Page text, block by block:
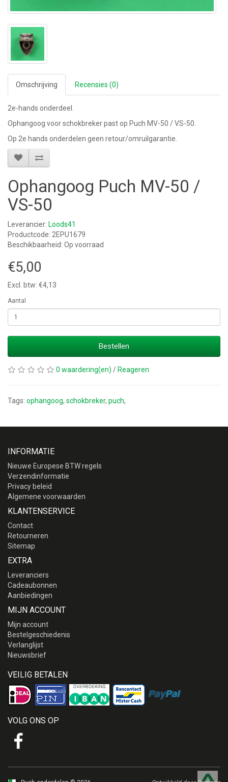
Omschrijving Recensies (0)
2e-hands onderdeel.
Ophangoog voor schokbreker past op Puch MV-50 / VS-50.
Op 2e hands onderdelen geen retour/omruilgarantie.
Ophangoog Puch MV-50 /
VS-50
Leverancier: Loods41
Productcode: 2EPU1679
Beschikbaarheid: Op voorraad
€5,00
Excl. btw: €4,13
Aantal
Bestellen
0 waardering(en) / Reageren
Tags: ophangoog, schokbreker, puch,
INFORMATIE
Nieuwe Europese BTW regels
Verzendinformatie
Privacy beleid
Algemene voorwaarden
KLANTENSERVICE
Contact
Retourneren
Sitemap
EXTRA
Leveranciers
Cadeaubonnen
Aanbiedingen
MIJN ACCOUNT
Mijn account
Bestelgeschiedenis
Verlanglijst
Nieuwsbrief
VEILIG BETALEN
VOLG ONS OP